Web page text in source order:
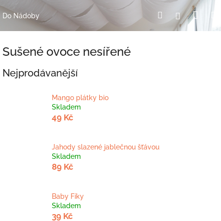
Přejít
naDo Nádoby HledatPřihlášení
Sušené ovoce nesířené
Nejprodávanější
Mango plátky bio
Skladem
49 Kč
Jahody slazené jablečnou šťávou
Skladem
89 Kč
Baby Fíky
Skladem
39 Kč